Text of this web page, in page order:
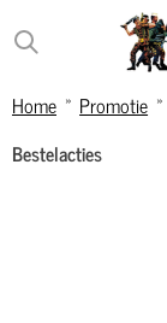
Ga
direct
de
Home » Promotie »
Bestelacties